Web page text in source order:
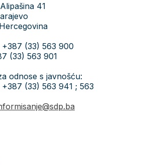
41
+387 (33) 563 900
(33) 563 901
odnose s javnošću:
(33) 563 941 ; 563